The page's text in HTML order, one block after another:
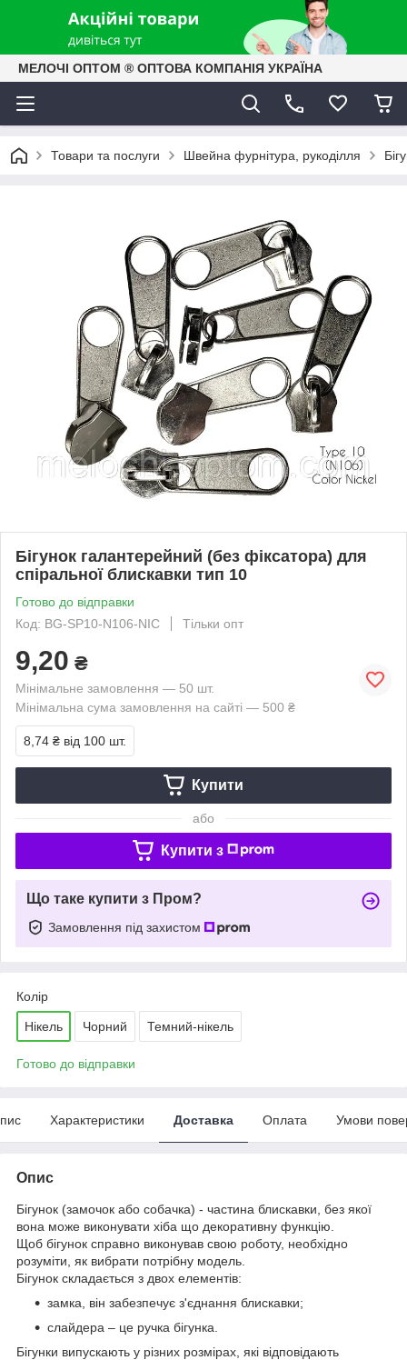
МЕЛОЧІ ОПТОМ ® ОПТОВА КОМПАНІЯ УКРАЇНА
Товари та послуги Швейна фурнітура, рукоділля
Бігунок галантерейний (без фіксатора) для
спіральної блискавки тип 10
Готово до відправки
Код: BG-SP10-N106-NIC
Тільки опт
9,20 ₴
Мінімальне замовлення — 50 шт.
Мінімальна сума замовлення на сайті — 500 ₴
8,74 ₴ від 100 шт.
Купити
або
Купити з
Що таке купити з Пром?
Замовлення під захистом
Колір
Нікель Чорний Темний-нікель
Готово до відправки
Характеристики Доставка Оплата Умови
Опис
Бігунок (замочок або собачка) - частина блискавки, без якої
вона може виконувати хіба що декоративну функцію.
Щоб бігунок справно виконував свою роботу, необхідно
розуміти, як вибрати потрібну модель.
Бігунок складається з двох елементів:
замка, він забезпечує з'єднання блискавки;
слайдера – це ручка бігунка.
Бігунки випускають у різних розмірах, які відповідають